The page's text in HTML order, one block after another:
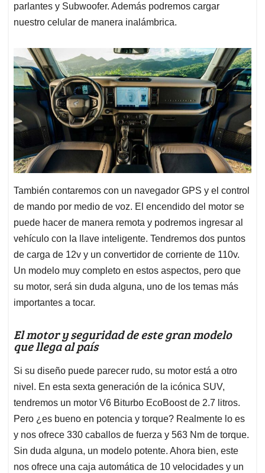
parlantes y Subwoofer. Además podremos cargar
nuestro celular de manera inalámbrica.
También contaremos con un navegador GPS y el control
de mando por medio de voz. El encendido del motor se
puede hacer de manera remota y podremos ingresar al
vehículo con la llave inteligente. Tendremos dos puntos
de carga de 12v y un convertidor de corriente de 110v.
Un modelo muy completo en estos aspectos, pero que
su motor, será sin duda alguna, uno de los temas más
importantes a tocar.
El motor y seguridad de este gran modelo
que llega al país
Si su diseño puede parecer rudo, su motor está a otro
nivel. En esta sexta generación de la icónica SUV,
tendremos un motor V6 Biturbo EcoBoost de 2.7 litros.
Pero ¿es bueno en potencia y torque? Realmente lo es
y nos ofrece 330 caballos de fuerza y 563 Nm de torque.
Sin duda alguna, un modelo potente. Ahora bien, este
nos ofrece una caja automática de 10 velocidades y un